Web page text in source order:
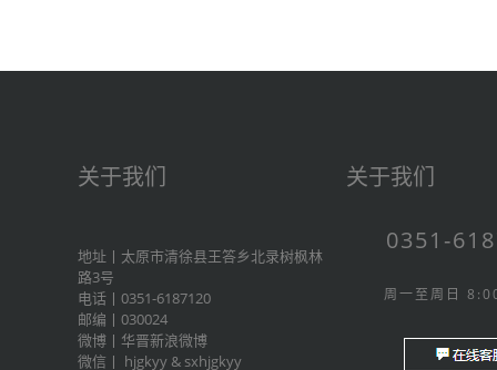
关于我们
地址丨太原市清徐县王答乡北录树枫林
路3号
电话丨0351-6187120
邮编丨030024
微博丨 华晋新浪微博
微信丨 hjgkyy & sxhjgkyy
关于我们
0351-
周一至周日